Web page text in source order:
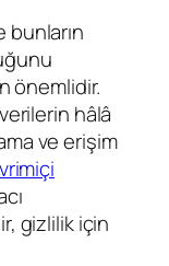
önemlidir.
hâlâ
ve erişim
gizlilik için